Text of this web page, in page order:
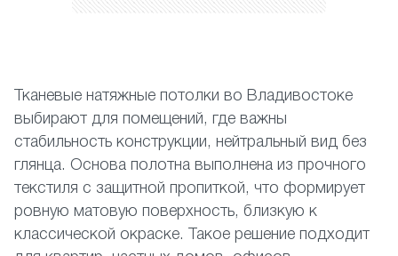
Тканевые натяжные потолки во Владивостоке
выбирают для помещений, где важны
стабильность конструкции, нейтральный вид без
глянца. Основа полотна выполнена из прочного
текстиля с защитной пропиткой, что формирует
ровную матовую поверхность, близкую к
классической окраске. Такое решение подходит